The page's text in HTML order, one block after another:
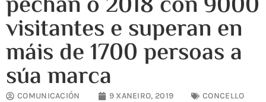
visitantes e superan en
máis de 1700 persoas a
súa marca
COMUNICACIÓN 9 XANEIRO, 2019 CONCELLO